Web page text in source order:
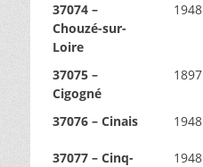
37074 –
Chouzé-sur-
Loire
1948
37075 –
Cigogné
1897
37076 – Cinais 1948
37077 – Cinq-
1948